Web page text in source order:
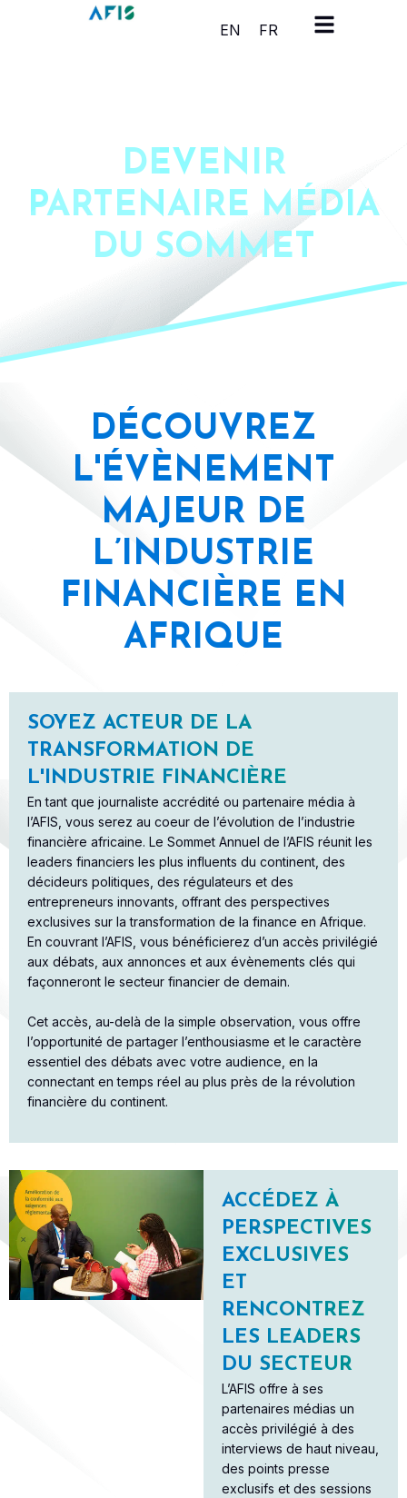
Panneau de gestion des cookies
EN
FR
DEVENIR
PARTENAIRE MÉDIA
DU SOMMET
DÉCOUVREZ
L'ÉVÈNEMENT
MAJEUR DE
L’INDUSTRIE
FINANCIÈRE EN
AFRIQUE
SOYEZ ACTEUR DE LA
TRANSFORMATION DE
L'INDUSTRIE FINANCIÈRE
En tant que journaliste accrédité ou partenaire média à
l’AFIS, vous serez au coeur de l’évolution de l’industrie
financière africaine. Le Sommet Annuel de l’AFIS réunit les
leaders financiers les plus influents du continent, des
décideurs politiques, des régulateurs et des
entrepreneurs innovants, offrant des perspectives
exclusives sur la transformation de la finance en Afrique.
En couvrant l’AFIS, vous bénéficierez d’un accès privilégié
aux débats, aux annonces et aux évènements clés qui
façonneront le secteur financier de demain.​
Cet accès, au-delà de la simple observation, vous offre
l’opportunité de partager l’enthousiasme et le caractère
essentiel des débats avec votre audience, en la
connectant en temps réel au plus près de la révolution
financière du continent.
ACCÉDEZ À
PERSPECTIVES
EXCLUSIVES
ET
RENCONTREZ
LES LEADERS
DU SECTEUR
L’AFIS offre à ses
partenaires médias un
accès privilégié à des
interviews de haut niveau,
des points presse
exclusifs et des sessions